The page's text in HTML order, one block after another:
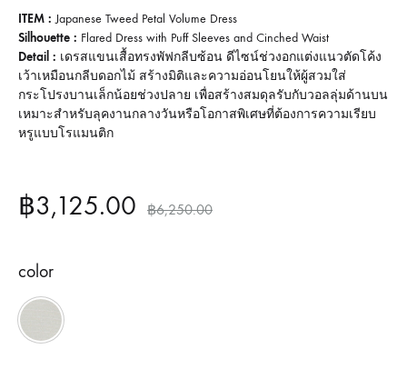
ITEM : Japanese Tweed Petal Volume Dress
Silhouette : Flared Dress with Puff Sleeves and Cinched Waist
Detail : เดรสแขนเสื้อทรงพัฟกลีบซ้อน ดีไซน์ช่วงอกแต่งแนวตัดโค้ง
เว้าเหมือนกลีบดอกไม้ สร้างมิติและความอ่อนโยนให้ผู้สวมใส่
กระโปรงบานเล็กน้อยช่วงปลาย เพื่อสร้างสมดุลรับกับวอลลุ่มด้านบน
เหมาะสำหรับลุคงานกลางวันหรือโอกาสพิเศษที่ต้องการความเรียบ
หรูแบบโรแมนติก
฿3,125.00 ฿6,250.00
color
Green